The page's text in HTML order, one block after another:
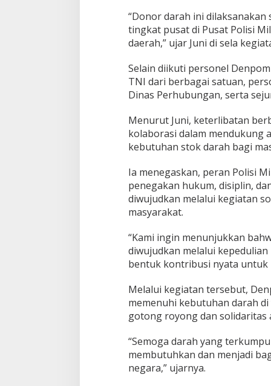
N
P
l
r
,
a
n
I
t
a
n
i
p
i
“Donor darah ini
tingkat pusat di Pusat Polisi
daerah,” ujar Juni di sela
Selain diikuti personel
TNI dari berbagai satuan,
Dinas Perhubungan, serta
Menurut Juni, keterlibatan
kolaborasi dalam mendukung
kebutuhan stok darah bagi
Ia menegaskan, peran Polisi
penegakan hukum, disiplin,
diwujudkan melalui kegiatan
masyarakat.
“Kami ingin menunjukkan
diwujudkan melalui
bentuk kontribusi nyata untuk
Melalui kegiatan tersebut,
memenuhi kebutuhan darah
gotong royong dan solidaritas
“Semoga darah yang
membutuhkan dan menjadi
negara,” ujarnya.